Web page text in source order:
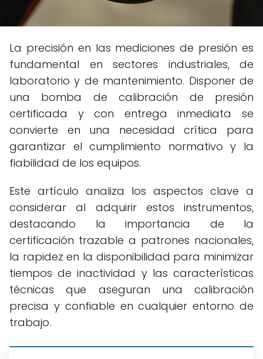
La precisión en las mediciones de presión es
fundamental en sectores industriales, de
laboratorio y de mantenimiento. Disponer de
una bomba de calibración de presión
certificada y con entrega inmediata se
convierte en una necesidad crítica para
garantizar el cumplimiento normativo y la
fiabilidad de los equipos.
Este artículo analiza los aspectos clave a
considerar al adquirir estos instrumentos,
destacando la importancia de la
certificación trazable a patrones nacionales,
la rapidez en la disponibilidad para minimizar
tiempos de inactividad y las características
técnicas que aseguran una calibración
precisa y confiable en cualquier entorno de
trabajo.